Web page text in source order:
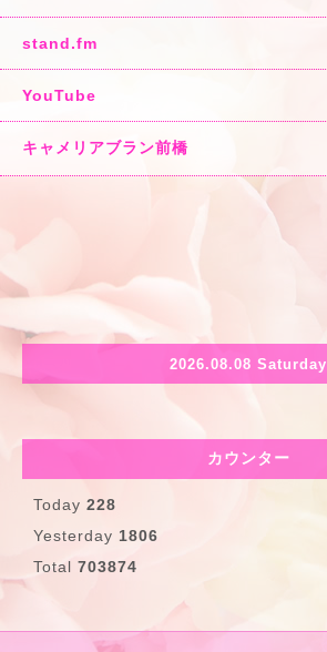
stand.fm
YouTube
キャメリアブラン前橋
2026.08.08 Saturday
カウンター
Today 228
Yesterday 1806
Total 703874